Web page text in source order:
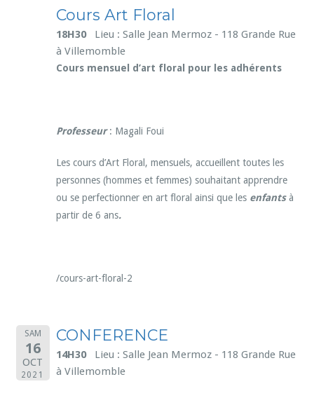
Cours Art Floral
18H30
Lieu : Salle Jean Mermoz - 118 Grande Rue
à Villemomble
Cours mensuel d’art floral pour les adhérents
Professeur: Magali Foui
Les cours d’Art Floral, mensuels, accueillent toutes les
personnes (hommes et femmes) souhaitant apprendre
ou se perfectionner en art floral ainsi que les enfantsà
partir de 6 ans.
/cours-art-floral-2
SAM
16
OCT
2021
CONFERENCE
14H30
Lieu : Salle Jean Mermoz - 118 Grande Rue
à Villemomble